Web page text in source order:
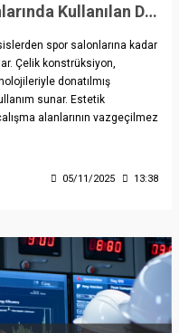
Soyunma ve Depolama Alanlarında Kullanılan Dayanıklı Dolap Çözümleri
spor salonlarına kadar
Çelik konstrüksiyon,
donatılmış
sunar. Estetik
alanlarının vazgeçilmez
05/11/2025 13:38